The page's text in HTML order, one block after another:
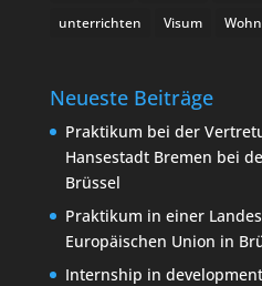
unterrichten
Visum
Neueste Beiträge
Praktikum bei der
Hansestadt Bremen bei
Brüssel
Praktikum in einer
Europäischen Union in
Internship in